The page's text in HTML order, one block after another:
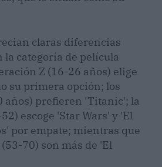
claras diferencias
la categoría de película
Z (16-26 años) elige
su primera opción; los
años) prefieren 'Titanic'; la
escoge 'Star Wars' y 'El
por empate; mientras que
70) son más de 'El